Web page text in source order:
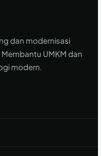
dan modernisasi
UMKM dan
modern.